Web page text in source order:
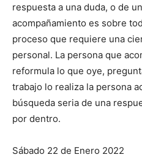
respuesta a una duda, o de
acompañamiento es sobre
proceso que requiere una
personal. La persona que
reformula lo que oye,
trabajo lo realiza la persona
búsqueda seria de una
por dentro.
Sábado 22 de Enero 2022